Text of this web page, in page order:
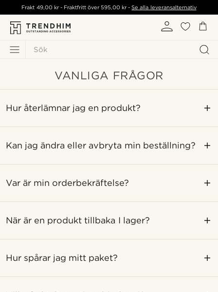
Sök
Frakt 49,00 kr- Fraktfritt över595,00 kr -Se alla leveransalternativ
VANLIGA FRÅGOR
Hur återlämnar jag en produkt?
Kan jag ändra eller avbryta min beställning?
Var är min orderbekräftelse?
När är en produkt tillbaka I lager?
Hur spårar jag mitt paket?